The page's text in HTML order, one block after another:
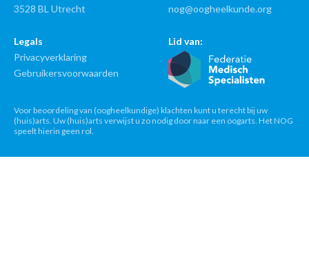
3528 BL Utrecht
nog@oogheelkunde.org
Legals
Privacyverklaring
Gebruikersvoorwaarden
Lid van:
Voor beoordeling van (oogheelkundige) klachten kunt u terecht bij uw
(huis)arts. Uw (huis)arts verwijst u zo nodig door naar een oogarts. Het NOG
speelt hierin geen rol.